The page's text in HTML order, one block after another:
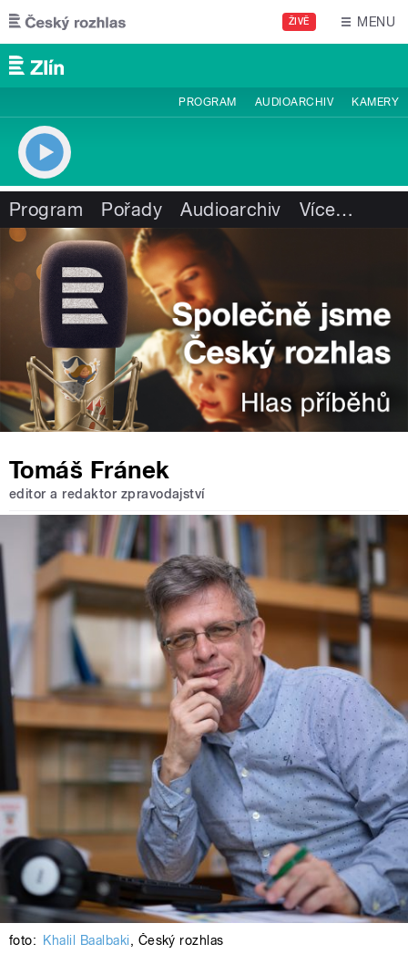
Přejít k hlavnímu obsahu
ŽIVĚ MENU
PROGRAM AUDIOARCHIV KAMERY
Program Pořady Audioarchiv Více…
Tomáš Fránek
editor a redaktor zpravodajství
foto: Khalil Baalbaki, Český rozhlas